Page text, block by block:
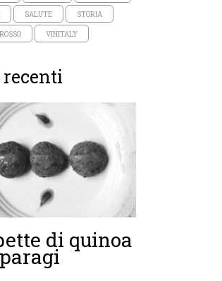
SALUTE STORIA
VINITALY
recenti
di quinoa